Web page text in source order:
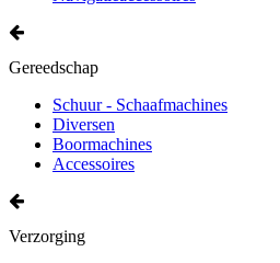
Gereedschap
Schuur - Schaafmachines
Diversen
Boormachines
Accessoires
Verzorging